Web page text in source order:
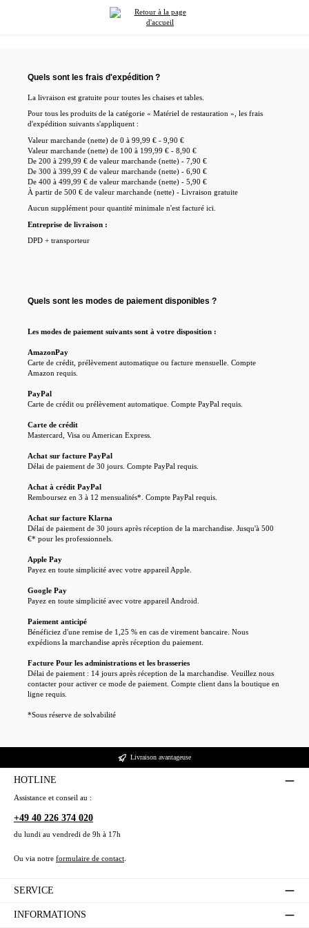
Quels sont les frais d'expédition ?
La livraison est gratuite pour toutes les chaises et tables.
Pour tous les produits de la catégorie « Matériel de restauration », les frais
d'expédition suivants s'appliquent :
Valeur marchande (nette) de 0 à 99,99 € - 9,90 €
Valeur marchande (nette) de 100 à 199,99 € - 8,90 €
De 200 à 299,99 € de valeur marchande (nette) - 7,90 €
De 300 à 399,99 € de valeur marchande (nette) - 6,90 €
De 400 à 499,99 € de valeur marchande (nette) - 5,90 €
À partir de 500 € de valeur marchande (nette) - Livraison gratuite
Aucun supplément pour quantité minimale n'est facturé ici.
Entreprise de livraison :
DPD + transporteur
Quels sont les modes de paiement disponibles ?
Les modes de paiement suivants sont à votre disposition :
AmazonPay
Carte de crédit, prélèvement automatique ou facture mensuelle. Compte
Amazon requis.
PayPal
Carte de crédit ou prélèvement automatique. Compte PayPal requis.
Carte de crédit
Mastercard, Visa ou American Express.
Achat sur facture PayPal
Délai de paiement de 30 jours. Compte PayPal requis.
Achat à crédit PayPal
Remboursez en 3 à 12 mensualités*. Compte PayPal requis.
Achat sur facture Klarna
Délai de paiement de 30 jours après réception de la marchandise. Jusqu'à 500
€* pour les professionnels.
Apple Pay
Payez en toute simplicité avec votre appareil Apple.
Google Pay
Payez en toute simplicité avec votre appareil Android.
Paiement anticipé
Bénéficiez d'une remise de 1,25 % en cas de virement bancaire. Nous
expédions la marchandise après réception du paiement.
Facture Pour les administrations et les brasseries
Délai de paiement : 14 jours après réception de la marchandise. Veuillez nous
contacter pour activer ce mode de paiement. Compte client dans la boutique en
ligne requis.
*Sous réserve de solvabilité
Livraison avantageuse
HOTLINE
Assistance et conseil au :
+49 40 226 374 020
du lundi au vendredi de 9h à 17h
Ou via notre formulaire de contact
SERVICE
INFORMATIONS
Wir verwenden Cookies
Diese Website verwendet Cookies, um Ihnen das beste Erlebnis auf unserer Website zu
bieten. Sie können auswählen, welche Cookie-Kategorien Sie zulassen möchten.
Funktional
Analyse
Diese Cookies helfen uns, die Nutzung unserer Website zu verstehen.
Marketing
Diese Cookies werden verwendet, um Ihnen relevante Werbung anzuzeigen.
Cookie
Dieser
Shop
Schutz vor Cross-Site-Request-
Forgery
bubisoft_cookie_consent
Dieser Speichert Ihre Cookie-
wishlist-enabled
Dieser
Wunschliste-Funktionalität 30 Tage
Alle ablehnen